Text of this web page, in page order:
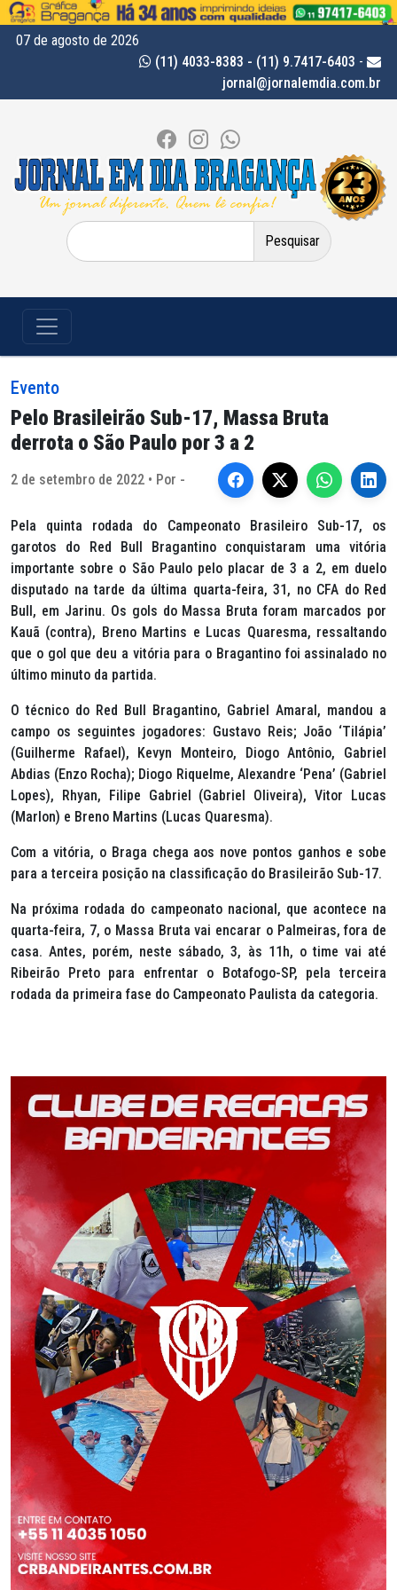
07 de agosto de 2026
(11) 4033-8383 - (11) 9.7417-6403 -
jornal@jornalemdia.com.br
Pesquisar
por:
Evento
Pelo Brasileirão Sub-17, Massa Bruta
derrota o São Paulo por 3 a 2
2 de setembro de 2022 • Por -
Pela quinta rodada do Campeonato Brasileiro Sub-17, os
garotos do Red Bull Bragantino conquistaram uma vitória
importante sobre o São Paulo pelo placar de 3 a 2, em duelo
disputado na tarde da última quarta-feira, 31, no CFA do Red
Bull, em Jarinu. Os gols do Massa Bruta foram marcados por
Kauã (contra), Breno Martins e Lucas Quaresma, ressaltando
que o gol que deu a vitória para o Bragantino foi assinalado no
último minuto da partida.
O técnico do Red Bull Bragantino, Gabriel Amaral, mandou a
campo os seguintes jogadores: Gustavo Reis; João ‘Tilápia’
(Guilherme Rafael), Kevyn Monteiro, Diogo Antônio, Gabriel
Abdias (Enzo Rocha); Diogo Riquelme, Alexandre ‘Pena’ (Gabriel
Lopes), Rhyan, Filipe Gabriel (Gabriel Oliveira), Vitor Lucas
(Marlon) e Breno Martins (Lucas Quaresma).
Com a vitória, o Braga chega aos nove pontos ganhos e sobe
para a terceira posição na classificação do Brasileirão Sub-17.
Na próxima rodada do campeonato nacional, que acontece na
quarta-feira, 7, o Massa Bruta vai encarar o Palmeiras, fora de
casa. Antes, porém, neste sábado, 3, às 11h, o time vai até
Ribeirão Preto para enfrentar o Botafogo-SP, pela terceira
rodada da primeira fase do Campeonato Paulista da categoria.